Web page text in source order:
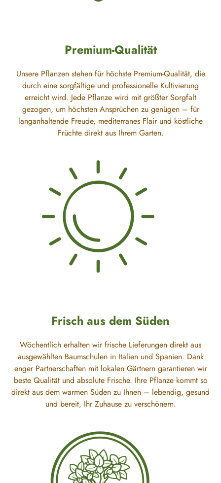
Premium-Qualität
Unsere Pflanzen stehen für höchste Premium-Qualität, die
durch eine sorgfältige und professionelle Kultivierung
erreicht wird. Jede Pflanze wird mit größter Sorgfalt
gezogen, um höchsten Ansprüchen zu genügen – für
langanhaltende Freude, mediterranes Flair und köstliche
Früchte direkt aus Ihrem Garten.
Frisch aus dem Süden
Wöchentlich erhalten wir frische Lieferungen direkt aus
ausgewählten Baumschulen in Italien und Spanien. Dank
enger Partnerschaften mit lokalen Gärtnern garantieren wir
beste Qualität und absolute Frische. Ihre Pflanze kommt so
direkt aus dem warmen Süden zu Ihnen – lebendig, gesund
und bereit, Ihr Zuhause zu verschönern.